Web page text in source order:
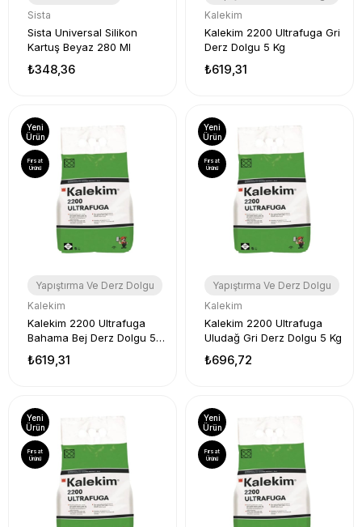
Sista
Sista Universal Silikon
Kartuş Beyaz 280 Ml
₺348,36
Kalekim
Kalekim 2200 Ultrafuga Gri
Derz Dolgu 5 Kg
₺619,31
Yapıştırma Ve Derz Dolgu
Kalekim
Kalekim 2200 Ultrafuga
Bahama Bej Derz Dolgu 5
₺619,31
Yeni
Ürün
Fırsat
Ürünü
Yapıştırma Ve Derz Dolgu
Kalekim
Kalekim 2200 Ultrafuga
Uludağ Gri Derz Dolgu 5 Kg
₺696,72
Yeni
Ürün
Fırsat
Ürünü
Yeni
Ürün
Fırsat
Ürünü
Yeni
Ürün
Fırsat
Ürünü